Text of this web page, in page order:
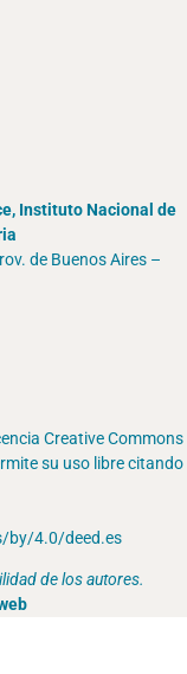
Instituto Nacional de
de Buenos Aires –
Creative Commons
su uso libre citando
by/4.0/deed.es
de los autores.